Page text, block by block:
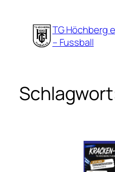
springen
TG Höchberg
– Fussball